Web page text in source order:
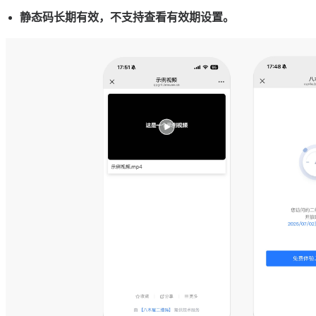
静态码长期有效，不支持查看有效期设置。